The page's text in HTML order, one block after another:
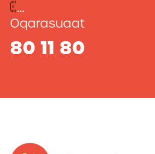
Oqarasuaat
80 11 80